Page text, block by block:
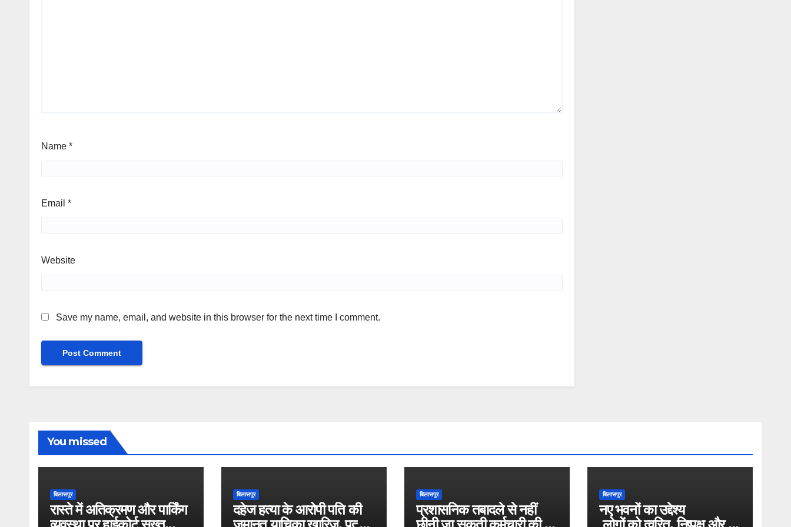
Name *
Email *
Website
Save my name, email, and website in this browser for the next time I comment.
You missed
बिलासपुर
रास्ते में अतिक्रमण और पार्किंग
बिलासपुर
दहेज हत्या के आरोपी पति की
बिलासपुर
प्रशासनिक तबादले से नहीं
बिलासपुर
नए भवनों का उद्देश्य